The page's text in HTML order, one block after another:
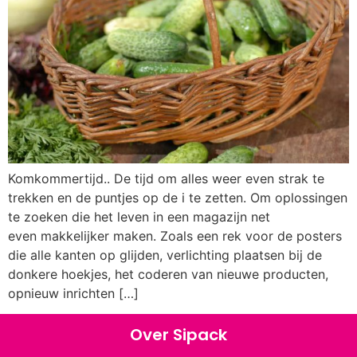
Komkommertijd.. De tijd om alles weer even strak te
trekken en de puntjes op de i te zetten. Om oplossingen
te zoeken die het leven in een magazijn net
even makkelijker maken. Zoals een rek voor de posters
die alle kanten op glijden, verlichting plaatsen bij de
donkere hoekjes, het coderen van nieuwe producten,
opnieuw inrichten […]
Over Sipack